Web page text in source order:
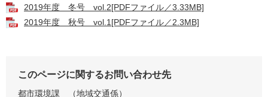
2019年度 冬号 vol.2[PDFファイル／3.33MB]
2019年度 秋号 vol.1[PDFファイル／2.3MB]
このページに関するお問い合わせ先
都市環境課
地域交通係